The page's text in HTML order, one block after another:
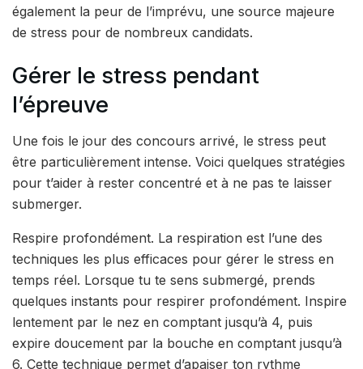
également la peur de l’imprévu, une source majeure
de stress pour de nombreux candidats.
Gérer le stress pendant
l’épreuve
Une fois le jour des concours arrivé, le stress peut
être particulièrement intense. Voici quelques stratégies
pour t’aider à rester concentré et à ne pas te laisser
submerger.
Respire profondément. La respiration est l’une des
techniques les plus efficaces pour gérer le stress en
temps réel. Lorsque tu te sens submergé, prends
quelques instants pour respirer profondément. Inspire
lentement par le nez en comptant jusqu’à 4, puis
expire doucement par la bouche en comptant jusqu’à
6. Cette technique permet d’apaiser ton rythme